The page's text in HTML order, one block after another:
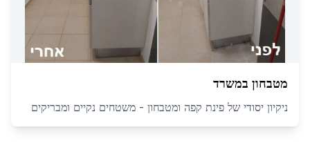
מטבחון במשרד
ניקיון יסודי של פינת קפה ומטבחון - משטחים נקיים ומבריקים